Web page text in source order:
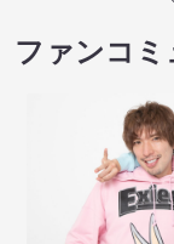
ファンコミ